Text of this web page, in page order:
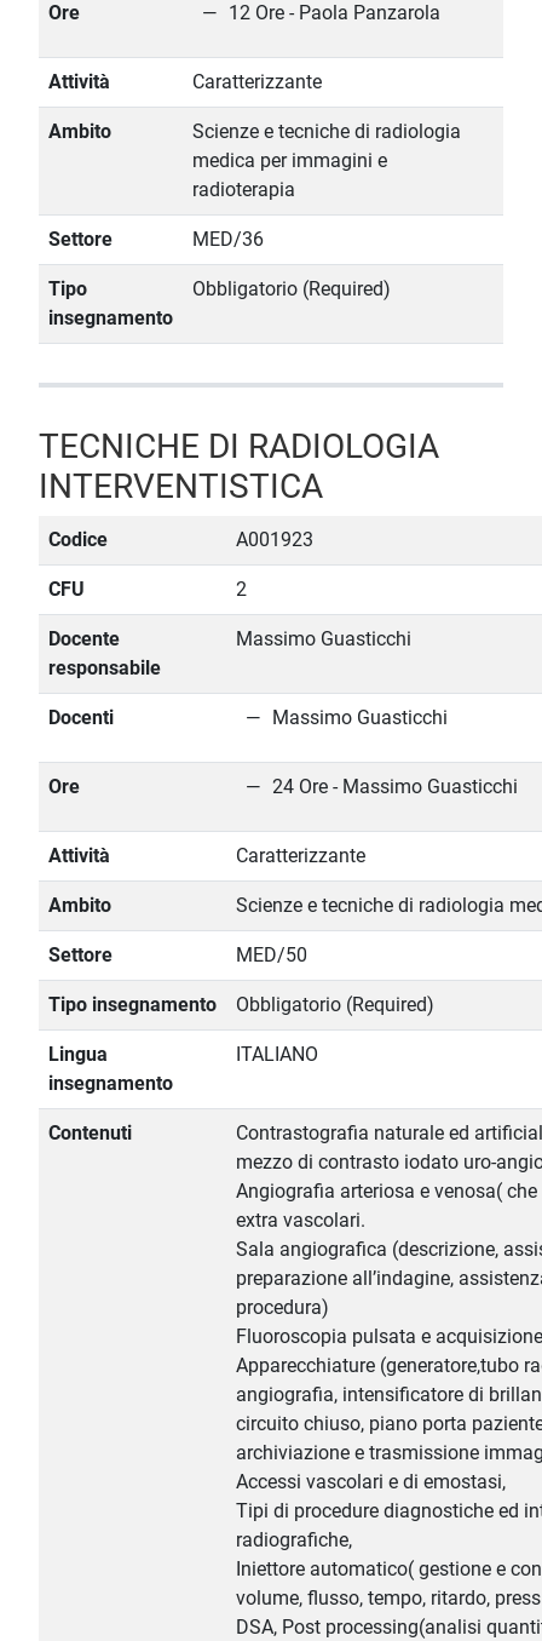
Ore 12 Ore - Paola Panzarola
Attività Caratterizzante
Ambito
Scienze e tecniche di radiologia
medica per immagini e
radioterapia
Settore MED/36
Tipo
insegnamento
Obbligatorio (Required)
TECNICHE DI RADIOLOGIA
INTERVENTISTICA
Codice A001923
CFU 2
Docente
responsabile
Massimo Guasticchi
Docenti Massimo Guasticchi
Ore 24 Ore - Massimo Guasticchi
Attività Caratterizzante
Ambito Scienze e tecniche di radiologia
Settore MED/50
Tipo insegnamento Obbligatorio (Required)
Lingua
insegnamento
ITALIANO
Contenuti
Contrastografia naturale ed
mezzo di contrasto iodato uro-
Angiografia arteriosa e venosa( che
extra vascolari.
Sala angiografica (descrizione,
preparazione all’indagine,
procedura)
Fluoroscopia pulsata e
Apparecchiature (generatore,tubo
angiografia, intensificatore di
circuito chiuso, piano porta
archiviazione e trasmissione
Accessi vascolari e di emostasi,
Tipi di procedure diagnostiche ed
radiografiche,
Iniettore automatico( gestione e
volume, flusso, tempo, ritardo,
DSA, Post processing(analisi